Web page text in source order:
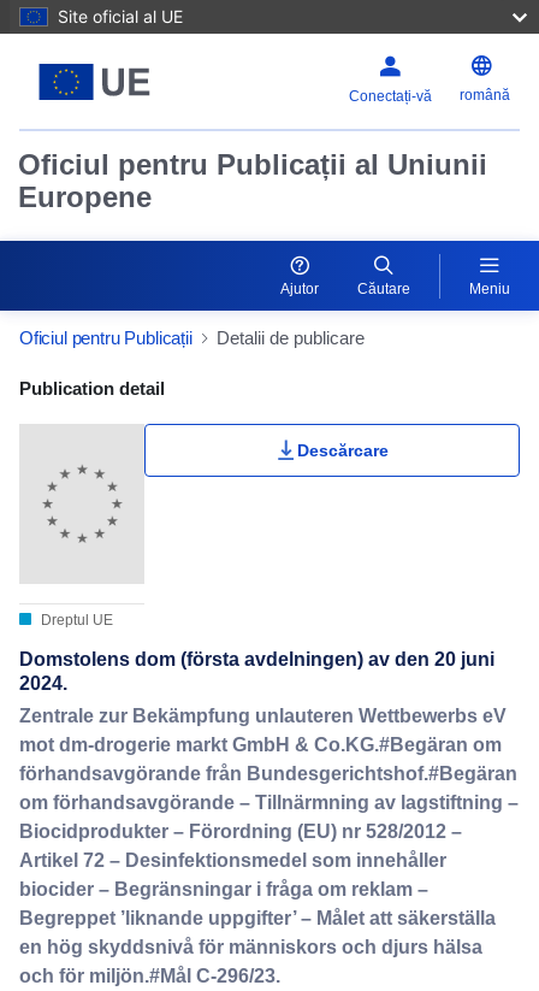
Site oficial al UE
Conectați-vă română
Oficiul pentru Publicații al Uniunii
Europene
Ajutor Căutare Meniu
Oficiul pentru Publicații Detalii de publicare
Publication Detail Actions Portlet
Publication detail
Dreptul UE
Descărcare
Domstolens dom (första avdelningen) av den 20 juni
2024.
Zentrale zur Bekämpfung unlauteren Wettbewerbs eV
mot dm-drogerie markt GmbH & Co.KG.#Begäran om
förhandsavgörande från Bundesgerichtshof.#Begäran
om förhandsavgörande – Tillnärmning av lagstiftning –
Biocidprodukter – Förordning (EU) nr 528/2012 –
Artikel 72 – Desinfektionsmedel som innehåller
biocider – Begränsningar i fråga om reklam –
Begreppet ’liknande uppgifter’ – Målet att säkerställa
en hög skyddsnivå för människors och djurs hälsa
och för miljön.#Mål C-296/23.